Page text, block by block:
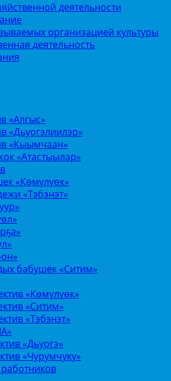
деятельности
организацией культуры
деятельность
«Алгыс»
«Дьуогэлиилэр»
«Кыымчаан»
«Атастыылар»
«Көмүлүөк»
«Тэбэнэт»
бабушек «Ситим»
«Көмүлүөк»
«Ситим»
«Тэбэнэт»
«Дьуогэ»
«Чурумчуку»
работников